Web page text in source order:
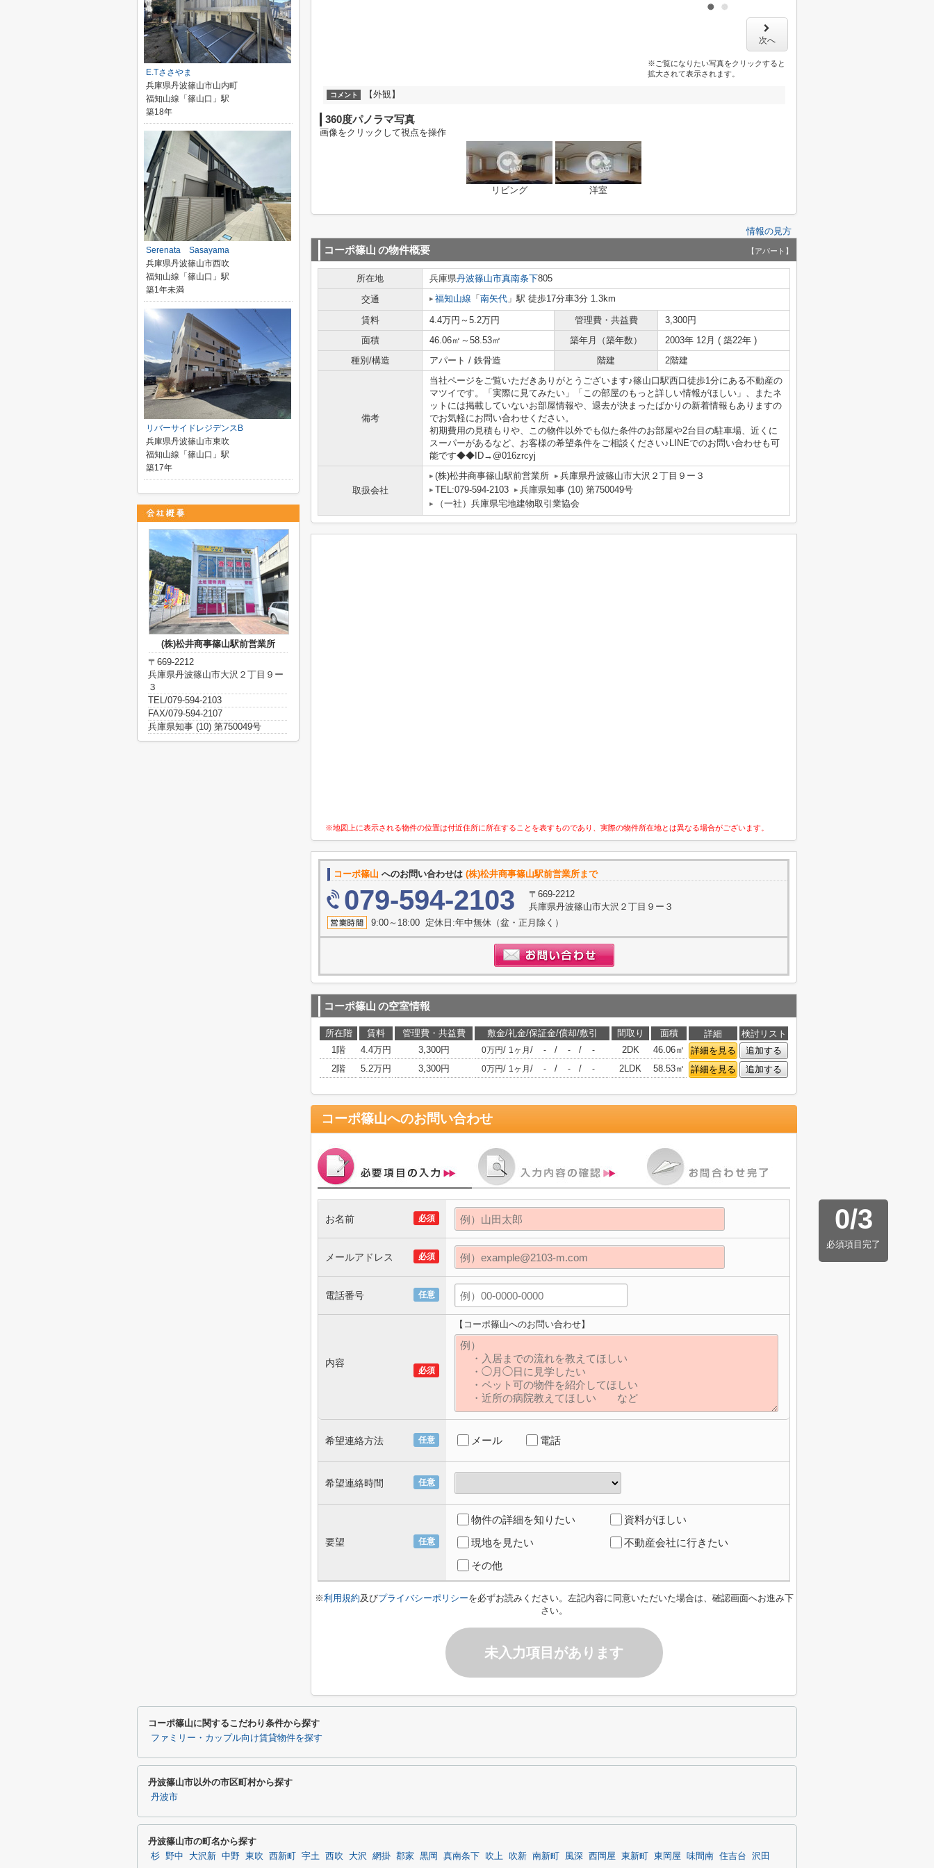
次へ
※ご覧になりたい写真をクリックすると
拡大されて表示されます。
コメント 【外観】
360度パノラマ写真
画像をクリックして視点を操作
リビング 洋室
情報の見方
コーポ篠山 の物件概要 【アパート】
所在地 兵庫県丹波篠山市真南条下805
交通
福知山線 「 南矢代 」駅 徒歩17分車3分 1.3km
賃料 4.4万円～5.2万円 管理費・共益費
3,300円
面積
46.06㎡～58.53㎡ 築年月（築年数）
2003年 12月 ( 築22年 )
種別/構造
アパート / 鉄骨造 階建 2階建
備考
当社ページをご覧いただきありがとうございます♪篠山口駅西口徒歩1分にある不動産の
マツイです。「実際に見てみたい」「この部屋のもっと詳しい情報がほしい」、またネ
ットには掲載していないお部屋情報や、退去が決まったばかりの新着情報もありますの
でお気軽にお問い合わせください。
初期費用の見積もりや、この物件以外でも似た条件のお部屋や2台目の駐車場、近くに
スーパーがあるなど、お客様の希望条件をご相談ください♪LINEでのお問い合わせも可
能です◆◆ID→@016zrcyj
取扱会社
(株)松井商事篠山駅前営業所
兵庫県丹波篠山市大沢２丁目９ー３
TEL:079-594-2103
兵庫県知事 (10) 第750049号
（一社）兵庫県宅地建物取引業協会
※地図上に表示される物件の位置は付近住所に所在することを表すものであり、実際の物件所在地とは異なる場合がございます。
コーポ篠山 へのお問い合わせは (株)松井商事篠山駅前営業所まで
079-594-2103
〒669-2212
兵庫県丹波篠山市大沢２丁目９ー３
9:00～18:00 定休日:年中無休（盆・正月除く）
コーポ篠山 の空室情報
所在階 賃料 管理費・共益費 敷金/礼金/保証金/償却/敷引 間取り 面積 詳細
検討リスト
1階
4.4万円 3,300円 0万円/ 1ヶ月 / - / - / - 2DK 46.06㎡ 詳細を見る
追加する
2階
5.2万円 3,300円 0万円/ 1ヶ月 / - / - / - 2LDK 58.53㎡ 詳細を見る 追加する
コーポ篠山へのお問い合わせ
0/3
必須項目完了
必須
お名前
必須
メールアドレス
任意
電話番号
必須
内容
【コーポ篠山へのお問い合わせ】
任意
希望連絡方法 メール 電話
任意
希望連絡時間
任意
要望
物件の詳細を知りたい
資料がほしい
現地を見たい
不動産会社に行きたい
その他
※利用規約及びプライバシーポリシーを必ずお読みください。左記内容に同意いただいた場合は、確認画面へお進み下
さい。
未入力項目があります
E.Tささやま
兵庫県丹波篠山市山内町
福知山線「篠山口」駅
築18年
Serenata Sasayama
兵庫県丹波篠山市西吹
福知山線「篠山口」駅
築1年未満
リバーサイドレジデンスB
兵庫県丹波篠山市東吹
福知山線「篠山口」駅
築17年
(株)松井商事篠山駅前営業所
〒669-2212
兵庫県丹波篠山市大沢２丁目９ー
３
TEL/079-594-2103
FAX/079-594-2107
兵庫県知事 (10) 第750049号
コーポ篠山に関するこだわり条件から探す
ファミリー・カップル向け賃貸物件を探す
丹波篠山市以外の市区町村から探す
丹波市
丹波篠山市の町名から探す
杉 野中 大沢新 中野 東吹 西新町 宇土 西吹 大沢 網掛 郡家 黒岡 真南条下 吹上 吹新 南新町 風深 西岡屋 東新町 東岡屋 味間南 住吉台 沢田